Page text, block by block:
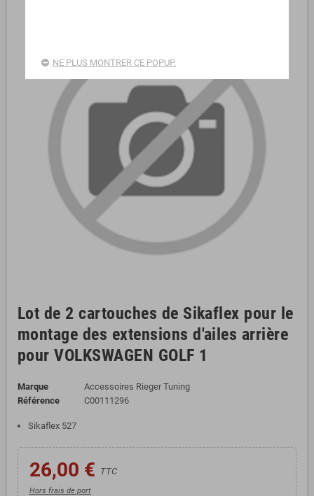
Lot de 2 cartouches de Sikaflex pour le
montage des extensions d'ailes arrière
pour VOLKSWAGEN GOLF 1
Marque
Accessoires Rieger Tuning
Référence
C00111296
Sikaflex 527
26,00 € TTC
Hors frais de port
NE PLUS MONTRER CE POPUP.